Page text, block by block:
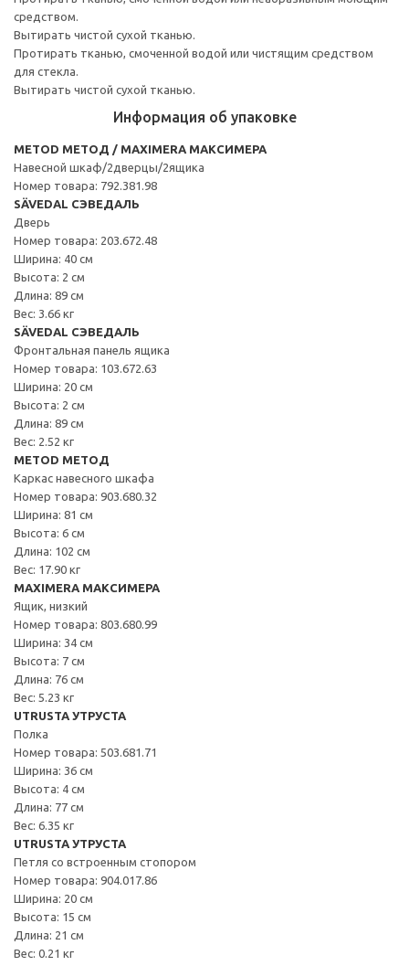
средством.
Вытирать чистой сухой тканью.
Протирать тканью, смоченной водой или чистящим средством
для стекла.
Вытирать чистой сухой тканью.
Информация об упаковке
METOD МЕТОД / MAXIMERA МАКСИМЕРА
Навесной шкаф/2дверцы/2ящика
Номер товара: 792.381.98
SÄVEDAL СЭВЕДАЛЬ
Дверь
Номер товара: 203.672.48
Ширина: 40 см
Высота: 2 см
Длина: 89 см
Вес: 3.66 кг
SÄVEDAL СЭВЕДАЛЬ
Фронтальная панель ящика
Номер товара: 103.672.63
Ширина: 20 см
Высота: 2 см
Длина: 89 см
Вес: 2.52 кг
METOD МЕТОД
Каркас навесного шкафа
Номер товара: 903.680.32
Ширина: 81 см
Высота: 6 см
Длина: 102 см
Вес: 17.90 кг
MAXIMERA МАКСИМЕРА
Ящик, низкий
Номер товара: 803.680.99
Ширина: 34 см
Высота: 7 см
Длина: 76 см
Вес: 5.23 кг
UTRUSTA УТРУСТА
Полка
Номер товара: 503.681.71
Ширина: 36 см
Высота: 4 см
Длина: 77 см
Вес: 6.35 кг
UTRUSTA УТРУСТА
Петля со встроенным стопором
Номер товара: 904.017.86
Ширина: 20 см
Высота: 15 см
Длина: 21 см
Вес: 0.21 кг